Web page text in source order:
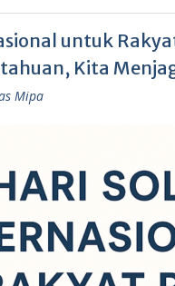
untuk
Kita
Mipa